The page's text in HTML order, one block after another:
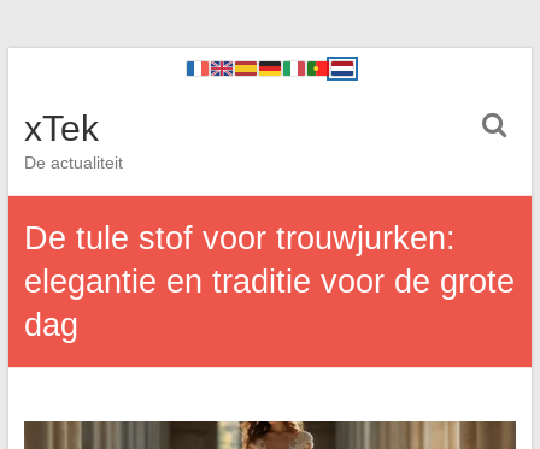
xTek
De actualiteit
De tule stof voor trouwjurken:
elegantie en traditie voor de grote
dag